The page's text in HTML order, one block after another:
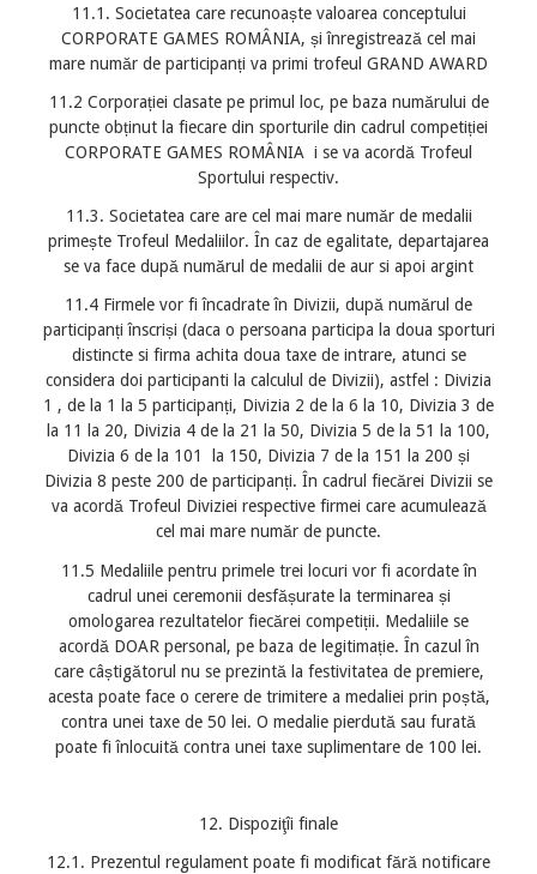
11.1. Societatea care recunoaște valoarea conceptului
CORPORATE GAMES ROMÂNIA, și înregistrează cel mai
mare număr de participanți va primi trofeul GRAND AWARD
11.2 Corporației clasate pe primul loc, pe baza numărului de
puncte obținut la fiecare din sporturile din cadrul competiției
CORPORATE GAMES ROMÂNIA i se va acordă Trofeul
Sportului respectiv.
11.3. Societatea care are cel mai mare număr de medalii
primește Trofeul Medaliilor. În caz de egalitate, departajarea
se va face după numărul de medalii de aur si apoi argint
11.4 Firmele vor fi încadrate în Divizii, după numărul de
participanți înscriși (daca o persoana participa la doua sporturi
distincte si firma achita doua taxe de intrare, atunci se
considera doi participanti la calculul de Divizii), astfel : Divizia
1 , de la 1 la 5 participanți, Divizia 2 de la 6 la 10, Divizia 3 de
la 11 la 20, Divizia 4 de la 21 la 50, Divizia 5 de la 51 la 100,
Divizia 6 de la 101 la 150, Divizia 7 de la 151 la 200 și
Divizia 8 peste 200 de participanți. În cadrul fiecărei Divizii se
va acordă Trofeul Diviziei respective firmei care acumulează
cel mai mare număr de puncte.
11.5 Medaliile pentru primele trei locuri vor fi acordate în
cadrul unei ceremonii desfășurate la terminarea și
omologarea rezultatelor fiecărei competiții. Medaliile se
acordă DOAR personal, pe baza de legitimație. În cazul în
care câștigătorul nu se prezintă la festivitatea de premiere,
acesta poate face o cerere de trimitere a medaliei prin poștă,
contra unei taxe de 50 lei. O medalie pierdută sau furată
poate fi înlocuită contra unei taxe suplimentare de 100 lei.
12. Dispoziţîi finale
12.1. Prezentul regulament poate fi modificat fără notificare